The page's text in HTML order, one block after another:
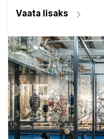
Vaata lisaks